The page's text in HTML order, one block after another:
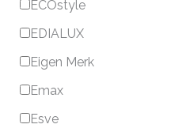
ECOstyle
EDIALUX
Eigen Merk
Emax
Esve